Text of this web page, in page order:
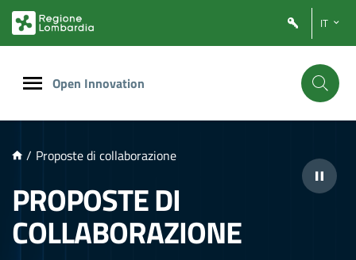
PRINCIPALE
IT
Open Innovation
/ Proposte di collaborazione
PROPOSTE DI
COLLABORAZIONE